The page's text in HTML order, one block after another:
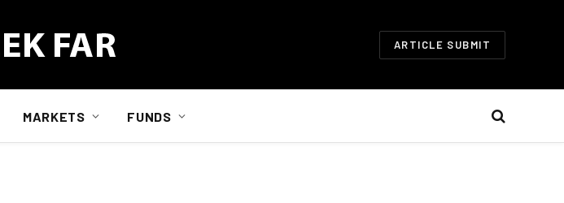
ARTICLE SUBMIT
MARKETS FUNDS